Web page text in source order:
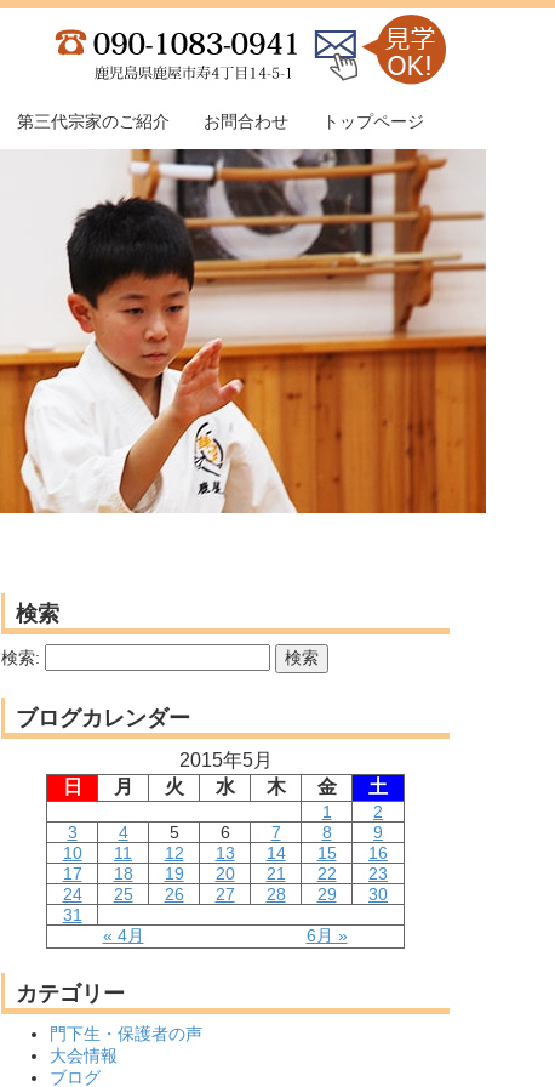
第三代宗家のご紹介 お問合わせ トップページ
検索
検索:
ブログカレンダー
2015年5月
日
月 火 水 木 金 土
« 4月 6月 »
1
2
3
4 5 6 7 8
9
10
11 12 13 14 15
16
17
18 19 20 21 22
23
24
25 26 27 28 29
30
31
カテゴリー
門下生・保護者の声
大会情報
ブログ